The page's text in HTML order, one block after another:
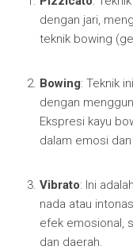
dengan jari,
teknik bowing
Bowing: Teknik
dengan
Ekspresi kayu
dalam emosi
Vibrato: Ini
nada atau
efek emosional,
dan daerah.